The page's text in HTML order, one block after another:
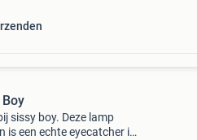
sissy boy. Deze lamp
is een echte eyecatcher in